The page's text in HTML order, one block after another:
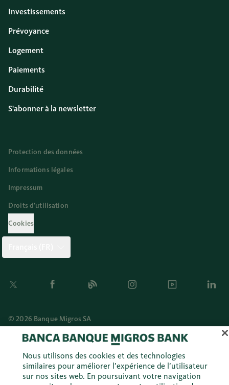
Investissements
Prévoyance
Logement
Paiements
Durabilité
S'abonner à la newsletter
Protection des données
Informations légales
Impressum
Droits d’utilisation
Cookies
Twitter Facebook Blog Instagram Youtube
© 2026 Banque Migros SA
Nous utilisons des cookies et des technologies
similaires pour améliorer l’expérience de l’utilisateur
sur nos sites web. En poursuivant votre navigation